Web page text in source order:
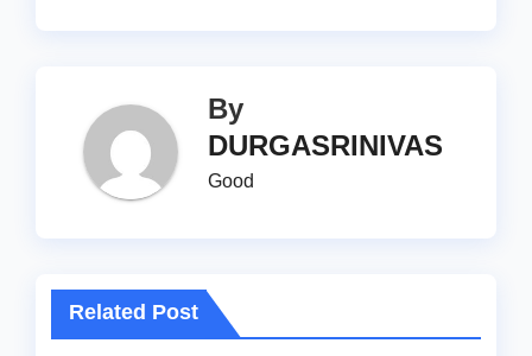
By
DURGASRINIVAS
Good
Related Post